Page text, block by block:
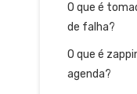
O que é
de falha?
O que é
agenda?